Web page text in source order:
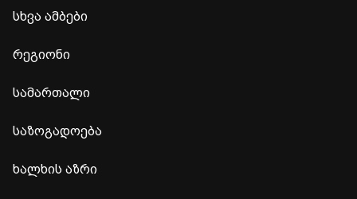
სხვა ამბები
რეგიონი
სამართალი
საზოგადოება
ხალხის აზრი